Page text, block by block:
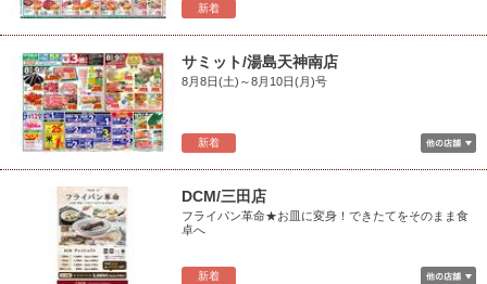
新着
新着
サミット/湯島天神南店
8月8日(土)～8月10日(月)号
新着
DCM/三田店
フライパン革命★お皿に変身！できたてをそのまま食
卓へ